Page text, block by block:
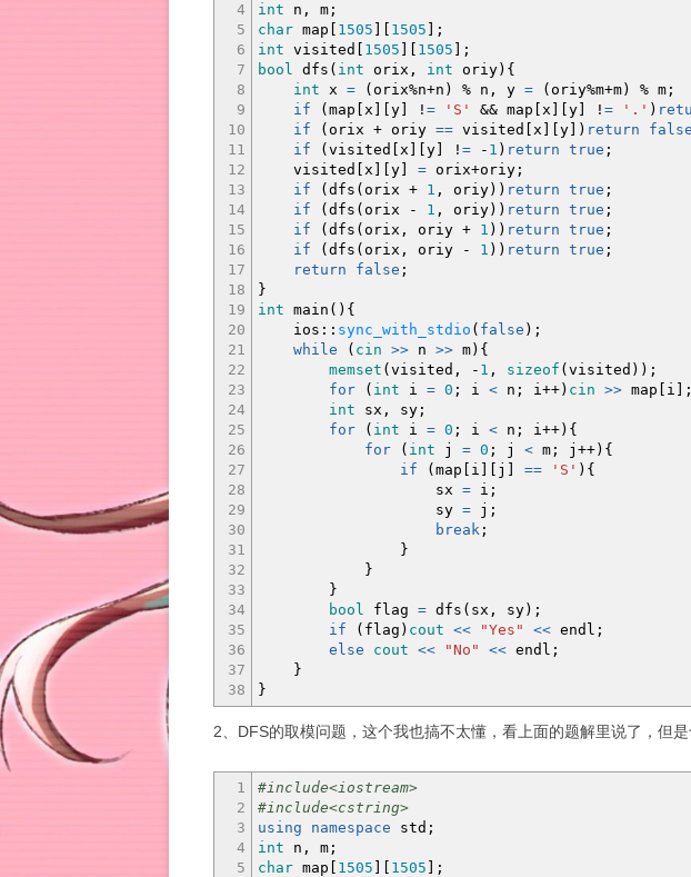
4
5
6
7
8
9
10
11
12
13
14
15
16
17
18
19
20
21
22
23
24
25
26
27
28
29
30
31
32
33
34
35
36
37
38
int n, m ;
char map 1505 1505
;
int visited 1505 1505
;
bool dfs ( int orix, int oriy) {
int x = ( orix%n+n ) % n, y = ( oriy%m+m) % m ;
if
( map x y ! = 'S' && map x y ! = '.' )
if
( orix + oriy == visited x y ) return false
if
( visited x y ! = - 1 ) return true ;
visited
x y = orix+oriy ;
if
( dfs ( orix + 1 , oriy) ) return true ;
if
( dfs ( orix - 1 , oriy) ) return true ;
if
( dfs ( orix, oriy + 1 ) ) return true ;
if
( dfs ( orix, oriy - 1 ) ) return true ;
return
false ;
}
int main ( ) {
ios :: sync_with_stdio ( false ) ;
while
( cin >> n >> m) {
memset ( visited, - 1 , sizeof ( visited ) ) ;
for
( int i = 0 ; i < n ; i++) cin >> map i
;
int sx, sy ;
for
( int i = 0 ; i < n ; i++) {
for
( int j = 0 ; j < m ; j ++) {
if
( map i j == 'S' ) {
sx = i ;
sy = j ;
break ;
}
}
}
bool flag = dfs ( sx, sy) ;
if
( flag ) cout << "Yes" << endl ;
else
cout << "No" << endl ;
}
}
2、DFS的取模问题，这个我也搞不太懂，看上面的题解里说了，但
1
2
3
4
5
#include<iostream>
#include<cstring>
using
namespace std ;
int n, m ;
char map 1505 1505
;